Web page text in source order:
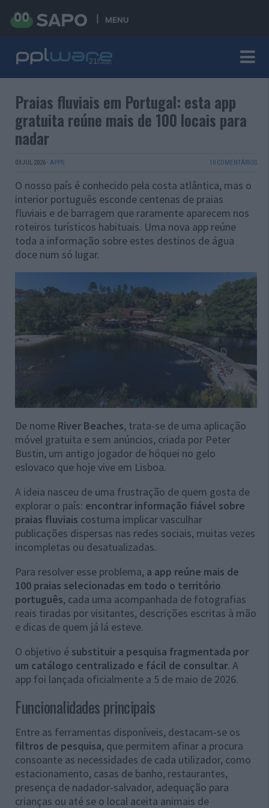
MENU
Praias fluviais em Portugal: esta app
gratuita reúne mais de 100 locais para
nadar
03 JUL 2026 · APPS 10 COMENTÁRIOS
O nosso país é conhecido pela costa atlântica, mas o
interior português esconde centenas de praias
fluviais e de barragem que raramente aparecem nos
roteiros turísticos habituais. Uma nova app reúne
toda a informação sobre estes destinos de água
doce num só lugar.
De nome River Beaches, trata-se de uma aplicação
móvel gratuita e sem anúncios, criada por Peter
Bustin, um antigo jogador de hóquei no gelo
eslovaco que hoje vive em Lisboa.
A ideia nasceu de uma frustração de quem gosta de
explorar o país: encontrar informação fiável sobre
praias fluviais costuma implicar vasculhar
publicações dispersas nas redes sociais, muitas vezes
incompletas ou desatualizadas.
Para resolver esse problema, a app reúne mais de
100 praias selecionadas em todo o território
português, cada uma acompanhada de fotografias
reais tiradas por visitantes, descrições escritas à mão
e dicas de quem já lá esteve.
O objetivo é substituir a pesquisa fragmentada por
um catálogo centralizado e fácil de consultar. A
app foi lançada oficialmente a 5 de maio de 2026.
Funcionalidades principais
Entre as ferramentas disponíveis, destacam-se os
filtros de pesquisa, que permitem afinar a procura
consoante as necessidades de cada utilizador, como
estacionamento, casas de banho, restaurantes,
presença de nadador-salvador, adequação para
crianças ou até se o local aceita animais de